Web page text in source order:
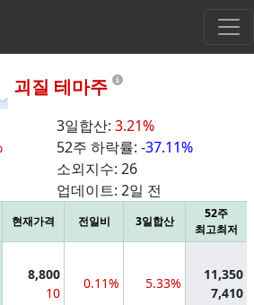
괴질 테마주 Information
3일합산: 3.21%
52주 하락률: -37.11%
소외지수: 26
업데이트: 2일 전
현재가격 전일비 3일합산
52주
최고최저
8,800
10
0.11% 5.33%
11,350
7,410